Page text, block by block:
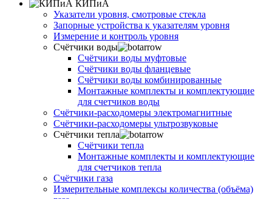
КИПиА
Указатели уровня, смотровые стекла
Запорные устройства к указателям уровня
Измерение и контроль уровня
Счётчики воды
Счётчики воды муфтовые
Счётчики воды фланцевые
Счётчики воды комбинированные
Монтажные комплекты и комплектующие
для счетчиков воды
Счётчики-расходомеры электромагнитные
Счётчики-расходомеры ультрозвуковые
Счётчики тепла
Счётчики тепла
Монтажные комплекты и комплектующие
для счетчиков тепла
Счётчики газа
Измерительные комплексы количества (объёма)